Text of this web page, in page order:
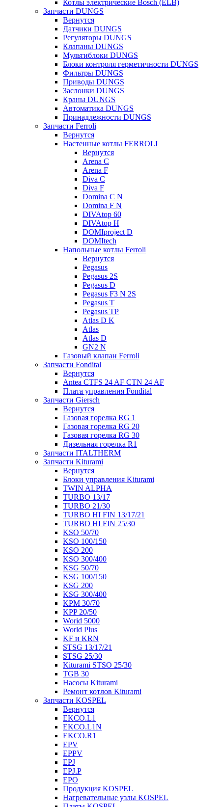
Котлы электрические Bosch (ELB)
Запчасти DUNGS
Вернутся
Датчики DUNGS
Регуляторы DUNGS
Клапаны DUNGS
Мультиблоки DUNGS
Блоки контроля герметичности DUNGS
Фильтры DUNGS
Приводы DUNGS
Заслонки DUNGS
Краны DUNGS
Автоматика DUNGS
Принадлежности DUNGS
Запчасти Ferroli
Вернутся
Настенные котлы FERROLI
Вернутся
Arena C
Arena F
Diva C
Diva F
Domina C N
Domina F N
DIVAtop 60
DIVAtop H
DOMIproject D
DOMItech
Напольные котлы Ferroli
Вернутся
Pegasus
Pegasus 2S
Pegasus D
Pegasus F3 N 2S
Pegasus T
Pegasus TP
Atlas D K
Atlas
Atlas D
GN2 N
Газовый клапан Ferroli
Запчасти Fondital
Вернутся
Antea CTFS 24 AF CTN 24 AF
Плата управления Fondital
Запчасти Giersch
Вернутся
Газовая горелка RG 1
Газовая горелка RG 20
Газовая горелка RG 30
Дизельная горелка R1
Запчасти ITALTHERM
Запчасти Kiturami
Вернутся
Блоки управления Kiturami
TWIN ALPHA
TURBO 13/17
TURBO 21/30
TURBO HI FIN 13/17/21
TURBO HI FIN 25/30
KSO 50/70
KSO 100/150
KSO 200
KSO 300/400
KSG 50/70
KSG 100/150
KSG 200
KSG 300/400
KPM 30/70
KPP 20/50
Worid 5000
World Plus
KF и KRN
STSG 13/17/21
STSG 25/30
Kiturami STSO 25/30
TGB 30
Насосы Kiturami
Ремонт котлов Kiturami
Запчасти KOSPEL
Вернутся
EKCO.L1
EKCO.L1N
EKCO.R1
EPV
EPPV
EPJ
EPJ.P
EPO
Продукция KOSPEL
Нагревательные узлы KOSPEL